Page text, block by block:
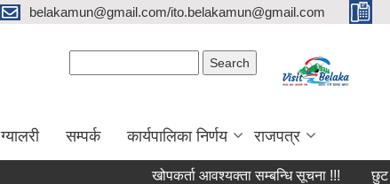
belakamun@gmail.com/ito.belakamun@gmail.com
ग्यालरी सम्पर्क कार्यपालिका निर्णय राजपत्र
खोपकर्ता आवश्यक्ता सम्बन्धि सूचना !!! छुट